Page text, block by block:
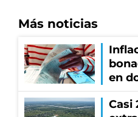
Más noticias
en
Casi